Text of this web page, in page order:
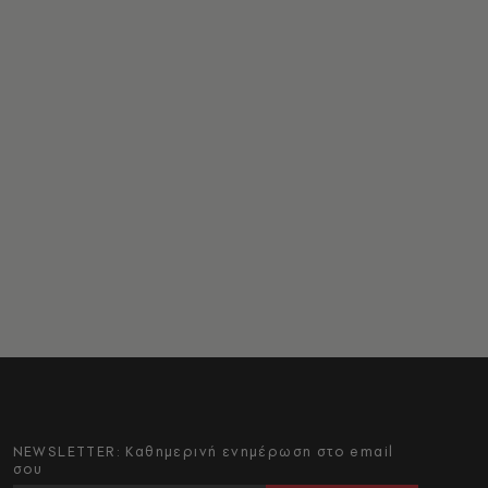
NEWSLETTER: Καθημερινή ενημέρωση στο email
σου